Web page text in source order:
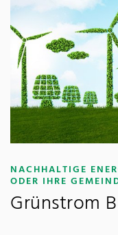
NACHHALTIGE
ODER IHRE
Grünstrom